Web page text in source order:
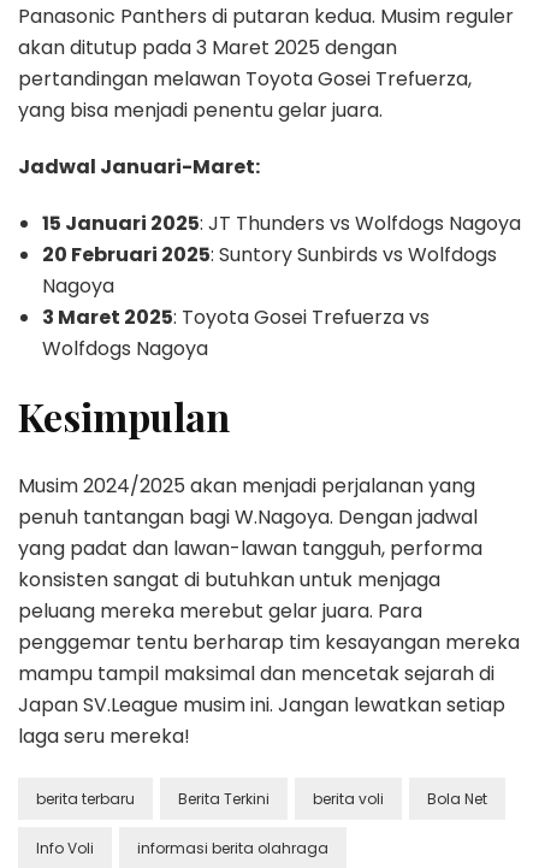
Panasonic Panthers di putaran kedua. Musim reguler
akan ditutup pada 3 Maret 2025 dengan
pertandingan melawan Toyota Gosei Trefuerza,
yang bisa menjadi penentu gelar juara.
Jadwal Januari-Maret:
15 Januari 2025: JT Thunders vs Wolfdogs Nagoya
20 Februari 2025: Suntory Sunbirds vs Wolfdogs
Nagoya
3 Maret 2025: Toyota Gosei Trefuerza vs
Wolfdogs Nagoya
Kesimpulan
Musim 2024/2025 akan menjadi perjalanan yang
penuh tantangan bagi W.Nagoya. Dengan jadwal
yang padat dan lawan-lawan tangguh, performa
konsisten sangat di butuhkan untuk menjaga
peluang mereka merebut gelar juara. Para
penggemar tentu berharap tim kesayangan mereka
mampu tampil maksimal dan mencetak sejarah di
Japan SV.League musim ini. Jangan lewatkan setiap
laga seru mereka!
berita terbaru Berita Terkini berita voli Bola Net
Info Voli informasi berita olahraga